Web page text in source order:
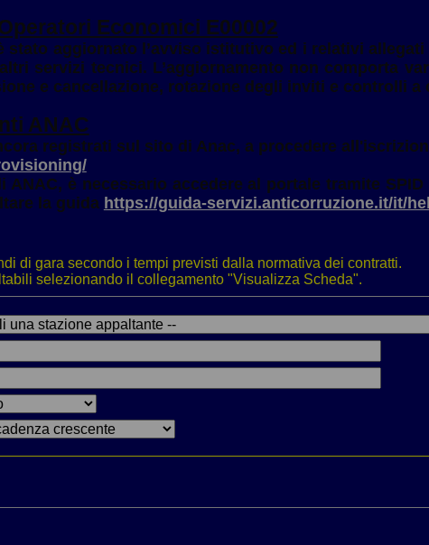
Economici E00002
aggiornato l’avviso istitutivo ed i relativi
servizi tecnici. L’aggiornamento non comporta
e cancellazione, rotazione degli inviti e controlli a
ANAC
registrati sul sito di Anac, a procedere
è necessario accedere al portale tramite
la guida https://guida-servizi.anticorruzione.it/it/
di gara secondo i tempi previsti dalla normativa dei contratti.
selezionando il collegamento "Visualizza Scheda".